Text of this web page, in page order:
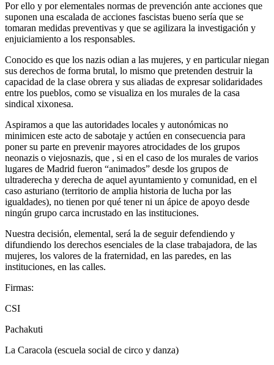
Por ello y por elementales normas de prevención ante acciones que
suponen una escalada de acciones fascistas bueno sería que se
tomaran medidas preventivas y que se agilizara la investigación y
enjuiciamiento a los responsables.
Conocido es que los nazis odian a las mujeres, y en particular niegan
sus derechos de forma brutal, lo mismo que pretenden destruir la
capacidad de la clase obrera y sus aliadas de expresar solidaridades
entre los pueblos, como se visualiza en los murales de la casa
sindical xixonesa.
Aspiramos a que las autoridades locales y autonómicas no
minimicen este acto de sabotaje y actúen en consecuencia para
poner su parte en prevenir mayores atrocidades de los grupos
neonazis o viejosnazis, que , si en el caso de los murales de varios
lugares de Madrid fueron “animados” desde los grupos de
ultraderecha y derecha de aquel ayuntamiento y comunidad, en el
caso asturiano (territorio de amplia historia de lucha por las
igualdades), no tienen por qué tener ni un ápice de apoyo desde
ningún grupo carca incrustado en las instituciones.
Nuestra decisión, elemental, será la de seguir defendiendo y
difundiendo los derechos esenciales de la clase trabajadora, de las
mujeres, los valores de la fraternidad, en las paredes, en las
instituciones, en las calles.
Firmas:
CSI
Pachakuti
La Caracola (escuela social de circo y danza)